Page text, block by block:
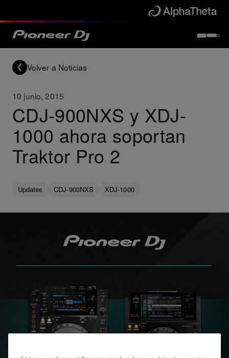
Volver a Noticias
10 junio, 2015
CDJ-900NXS y XDJ-
1000 ahora soportan
Traktor Pro 2
Updates CDJ-900NXS XDJ-1000